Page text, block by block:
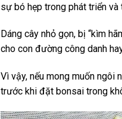
sự bó hẹp trong phát triển và
Dáng cây nhỏ gọn, bị “kìm
cho con đường công danh
Vì vậy, nếu mong muốn ngôi
trước khi đặt bonsai trong